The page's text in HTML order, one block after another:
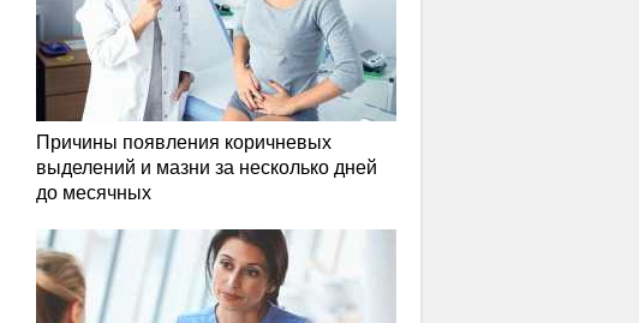
Причины появления коричневых
выделений и мазни за несколько дней
до месячных